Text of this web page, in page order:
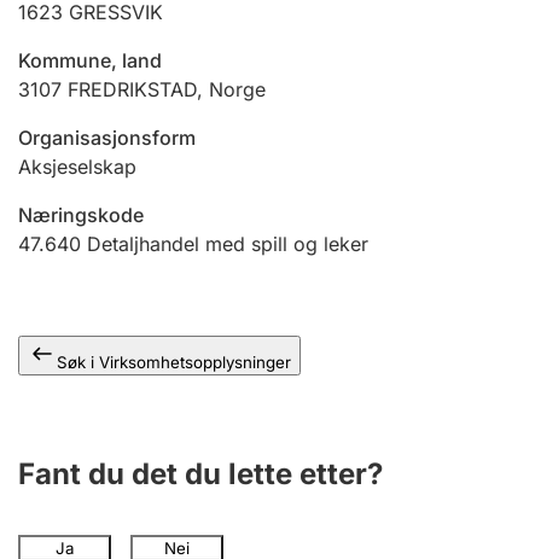
Jeger
Ektepaktveileder
Offentlig sektor
1623 GRESSVIK
Kommune, land
3107 FREDRIKSTAD, Norge
Organisasjonsform
Aksjeselskap
Næringskode
47.640 Detaljhandel med spill og leker
Søk i Virksomhetsopplysninger
Fant du det du lette etter?
Ja Nei